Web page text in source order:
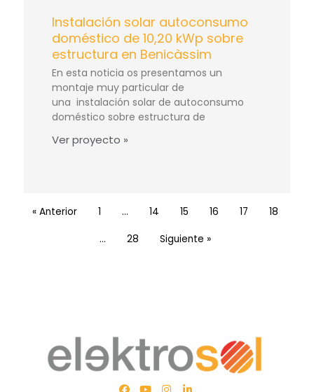
Instalación solar autoconsumo
doméstico de 10,20 kWp sobre
estructura en Benicàssim
En esta noticia os presentamos un
montaje muy particular de
una instalación solar de autoconsumo
doméstico sobre estructura de
Ver proyecto »
« Anterior 1 … 14 15 16 17 18
… 28 Siguiente »